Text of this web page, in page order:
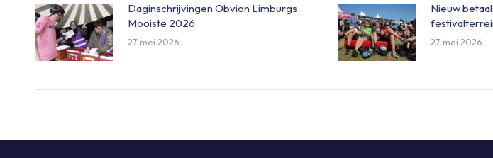
Daginschrijvingen Obvion Limburgs
Mooiste 2026
27 mei 2026
Nieuw
27 mei 2026